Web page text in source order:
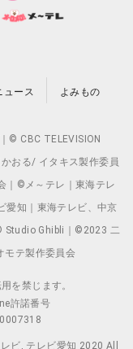
ュース よみもの
© CBC TELEVISION
おる/ イタキス製作委員
｜©メ～テレ｜東海テレ
愛知｜東海テレビ、中京
Studio Ghibli｜©2023 二
モテ製作委員会
を禁じます。
許諾番号
ビ, テレビ愛知 2020 All